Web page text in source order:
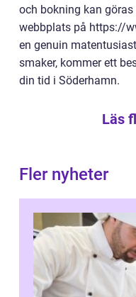
och bokning kan
webbplats på https://
en genuin
smaker, kommer ett
din tid i Söderhamn.
Läs
Fler nyheter